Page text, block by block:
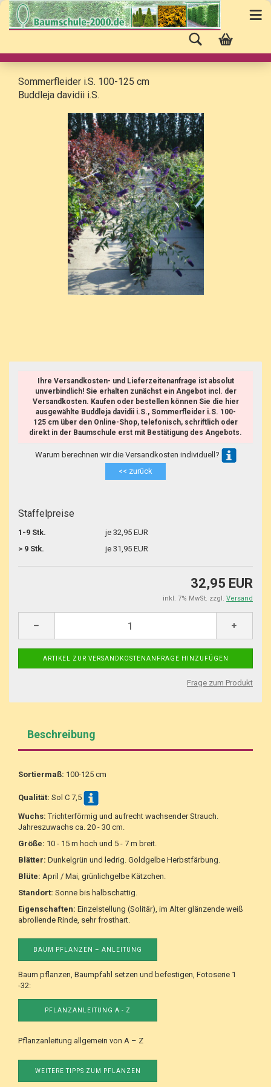
Sommerfleider i.S. 100-125 cm
Buddleja davidii i.S.
Ihre Versandkosten- und Lieferzeitenanfrage ist absolut
unverbindlich! Sie erhalten zunächst ein Angebot incl. der
Versandkosten. Kaufen oder bestellen können Sie die hier
ausgewählte Buddleja davidii i.S., Sommerfleider i.S. 100-
125 cm über den Online-Shop, telefonisch, schriftlich oder
direkt in der Baumschule erst mit Bestätigung des Angebots.
Warum berechnen wir die Versandkosten individuell?
<< zurück
Staffelpreise
1-9 Stk.
je 32,95 EUR
> 9 Stk.
je 31,95 EUR
32,95 EUR
inkl. 7% MwSt. zzgl. Versand
Frage zum Produkt
Beschreibung
Sortiermaß: 100-125 cm
Qualität: Sol C 7,5
Wuchs: Trichterförmig und aufrecht wachsender Strauch.
Jahreszuwachs ca. 20 - 30 cm.
Größe: 10 - 15 m hoch und 5 - 7 m breit.
Blätter: Dunkelgrün und ledrig. Goldgelbe Herbstfärbung.
Blüte: April / Mai, grünlichgelbe Kätzchen.
Standort: Sonne bis halbschattig.
Eigenschaften: Einzelstellung (Solitär), im Alter glänzende weiß
abrollende Rinde, sehr frosthart.
BAUM PFLANZEN – ANLEITUNG
Baum pflanzen, Baumpfahl setzen und befestigen, Fotoserie 1
-32:
PFLANZANLEITUNG A - Z
Pflanzanleitung allgemein von A – Z
WEITERE TIPPS ZUM PFLANZEN